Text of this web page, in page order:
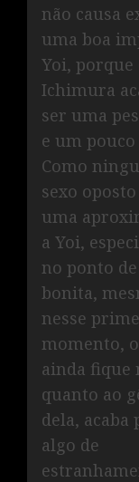
não causa
uma boa
Yoi, porque
Ichimura
ser uma
e um
Como
sexo
uma
a Yoi,
no ponto
bonita,
nesse
momento,
ainda fique
quanto ao
dela, acaba
algo de